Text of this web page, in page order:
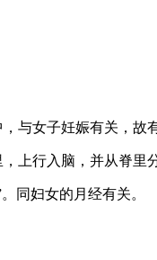
与女子妊娠有关，故
上行入脑，并从脊里
同妇女的月经有关。